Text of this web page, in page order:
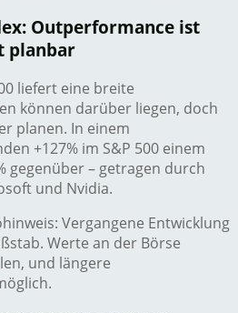
Outperformance ist
planbar
liefert eine breite
können darüber liegen, doch
planen. In einem
+127% im S&P 500 einem
gegenüber – getragen durch
und Nvidia.
Vergangene Entwicklung
Werte an der Börse
und längere